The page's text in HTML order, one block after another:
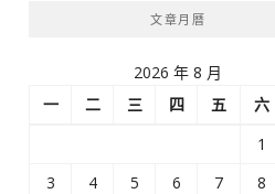
文章月曆
2026 年 8 月
一
二 三 四 五 六
1
3
4 5 6 7 8